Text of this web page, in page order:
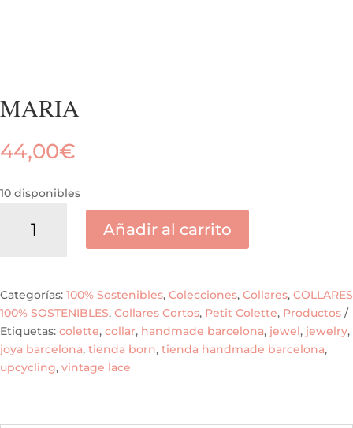
MARIA
44,00€
10 disponibles
cantidad
Añadir al carrito
Categorías: 100% Sostenibles, Colecciones, Collares, COLLARES
100% SOSTENIBLES, Collares Cortos, Petit Colette, Productos
Etiquetas: colette, collar, handmade barcelona, jewel, jewelry,
joya barcelona, tienda born, tienda handmade barcelona,
upcycling, vintage lace